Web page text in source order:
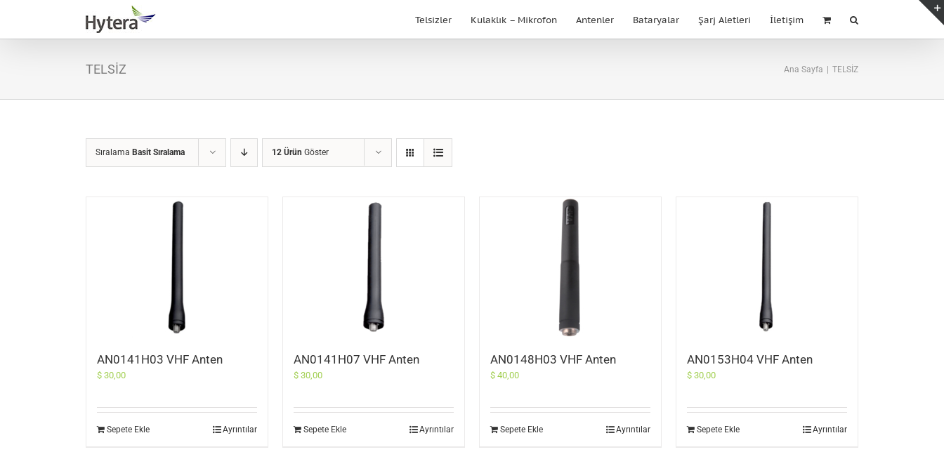
content
Telsizler Kulaklık – Mikrofon Antenler Bataryalar Şarj Aletleri İletişim
TELSİZ Ana Sayfa | TELSİZ
Sıralama Basit Sıralama 12 Ürün Göster
AN0141H03 VHF Anten
$ 30,00
Sepete Ekle Ayrıntılar
AN0141H07 VHF Anten
$ 30,00
Sepete Ekle Ayrıntılar
AN0148H03 VHF Anten
$ 40,00
Sepete Ekle Ayrıntılar
AN0153H04 VHF Anten
$ 30,00
Sepete Ekle Ayrıntılar